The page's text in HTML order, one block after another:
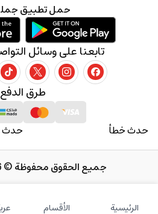
الرئيسية الأقسام
حدث خطأ حدث
طرق الدفع
تابعنا على وسائل
حمل تطبيق
جميع الحقوق محفوظة © 2026 Jomla.ae